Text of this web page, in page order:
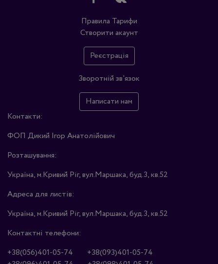
Правила Тарифи
Створити акаунт
Реєстрація
Зворотній зв'язок
Написати нам
Контакти:
ФОП Дикий Ігор Анатолійович
Розташування:
Україна, м.Кривий Ріг, вул.Маршака, буд.3, кв.52
Адреса для листів:
Україна, м.Кривий Ріг, вул.Маршака, буд.3, кв.52
Контактні телефони:
+38(056)401-05-74
+38(093)401-05-74